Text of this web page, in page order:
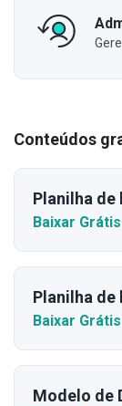
Conteúdos
Planilha de
Baixar Grátis
Planilha de
Baixar Grátis
Modelo de